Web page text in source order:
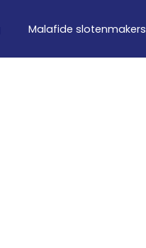
Malafide slotenmakers